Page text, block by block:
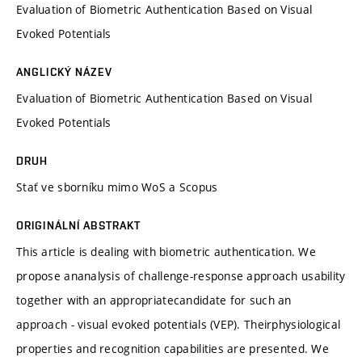
Evaluation of Biometric Authentication Based on Visual
Evoked Potentials
ANGLICKÝ NÁZEV
Evaluation of Biometric Authentication Based on Visual
Evoked Potentials
DRUH
Stať ve sborníku mimo WoS a Scopus
ORIGINÁLNÍ ABSTRAKT
This article is dealing with biometric authentication. We
propose ananalysis of challenge-response approach usability
together with an appropriatecandidate for such an
approach - visual evoked potentials (VEP). Theirphysiological
properties and recognition capabilities are presented. We